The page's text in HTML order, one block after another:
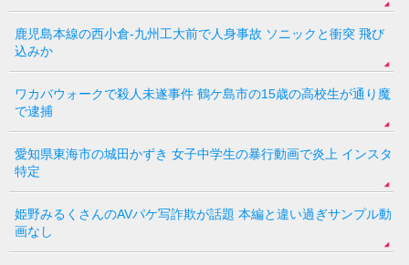
鹿児島本線の西小倉-九州工大前で人身事故 ソニックと衝突 飛び
込みか
ワカバウォークで殺人未遂事件 鶴ケ島市の15歳の高校生が通り魔
で逮捕
愛知県東海市の城田かずき 女子中学生の暴行動画で炎上 インスタ
特定
姫野みるくさんのAVパケ写詐欺が話題 本編と違い過ぎサンプル動
画なし